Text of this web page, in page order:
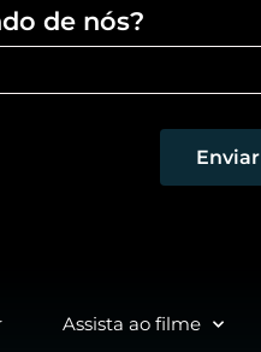
de nós?
Enviar
Assista ao filme